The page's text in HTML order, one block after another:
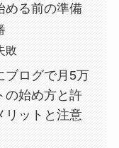
める前の準備
敗
ブログで月5万
の始め方と許
リットと注意